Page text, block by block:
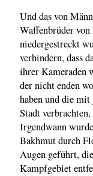
Und das von
Waffenbrüder
niedergestreckt
verhindern, dass
ihrer Kameraden
der nicht enden
haben und die
Stadt
Irgendwann
Bakhmut durch
Augen geführt,
Kampfgebiet